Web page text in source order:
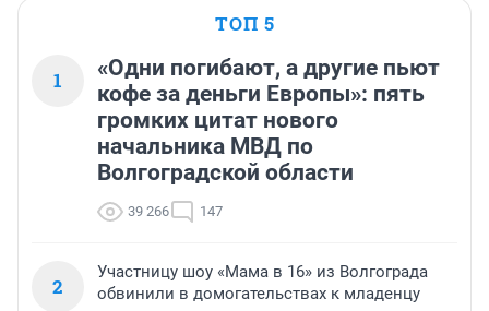
ТОП 5
1
«Одни погибают, а другие пьют
кофе за деньги Европы»: пять
громких цитат нового
начальника МВД по
Волгоградской области
39 266 147
2
Участницу шоу «Мама в 16» из Волгограда
обвинили в домогательствах к младенцу